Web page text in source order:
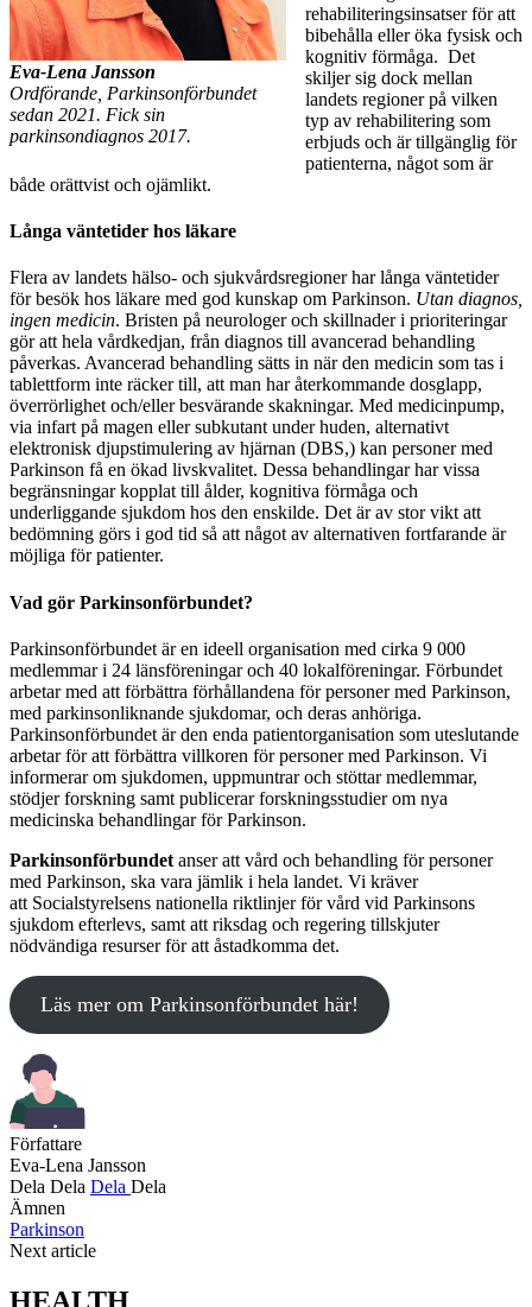
Eva-Lena Jansson
Ordförande, Parkinsonförbundet
sedan 2021. Fick sin
parkinsondiagnos 2017.
rehabiliteringsinsatser för att
bibehålla eller öka fysisk och
kognitiv förmåga. Det
skiljer sig dock mellan
landets regioner på vilken
typ av rehabilitering som
erbjuds och är tillgänglig för
patienterna, något som är
både orättvist och ojämlikt.
Långa väntetider hos läkare
Flera av landets hälso- och sjukvårdsregioner har långa väntetider
för besök hos läkare med god kunskap om Parkinson. Utan diagnos,
ingen medicin. Bristen på neurologer och skillnader i prioriteringar
gör att hela vårdkedjan, från diagnos till avancerad behandling
påverkas. Avancerad behandling sätts in när den medicin som tas i
tablettform inte räcker till, att man har återkommande dosglapp,
överrörlighet och/eller besvärande skakningar. Med medicinpump,
via infart på magen eller subkutant under huden, alternativt
elektronisk djupstimulering av hjärnan (DBS,) kan personer med
Parkinson få en ökad livskvalitet. Dessa behandlingar har vissa
begränsningar kopplat till ålder, kognitiva förmåga och
underliggande sjukdom hos den enskilde. Det är av stor vikt att
bedömning görs i god tid så att något av alternativen fortfarande är
möjliga för patienter.
Vad gör Parkinsonförbundet?
Parkinsonförbundet är en ideell organisation med cirka 9 000
medlemmar i 24 länsföreningar och 40 lokalföreningar. Förbundet
arbetar med att förbättra förhållandena för personer med Parkinson,
med parkinsonliknande sjukdomar, och deras anhöriga.
Parkinsonförbundet är den enda patientorganisation som uteslutande
arbetar för att förbättra villkoren för personer med Parkinson. Vi
informerar om sjukdomen, uppmuntrar och stöttar medlemmar,
stödjer forskning samt publicerar forskningsstudier om nya
medicinska behandlingar för Parkinson.
Parkinsonförbundet anser att vård och behandling för personer
med Parkinson, ska vara jämlik i hela landet. Vi kräver
att Socialstyrelsens nationella riktlinjer för vård vid Parkinsons
sjukdom efterlevs, samt att riksdag och regering tillskjuter
nödvändiga resurser för att åstadkomma det.
Läs mer om Parkinsonförbundet här!
Författare
Eva-Lena Jansson
Dela Dela Dela Dela
Ämnen
Parkinson
Next article
HEALTH